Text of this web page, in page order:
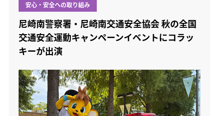
安心・安全への取り組み
尼崎南警察署・尼崎南交通安全協会 秋の全国
交通安全運動キャンペーンイベントにコラッ
キーが出演